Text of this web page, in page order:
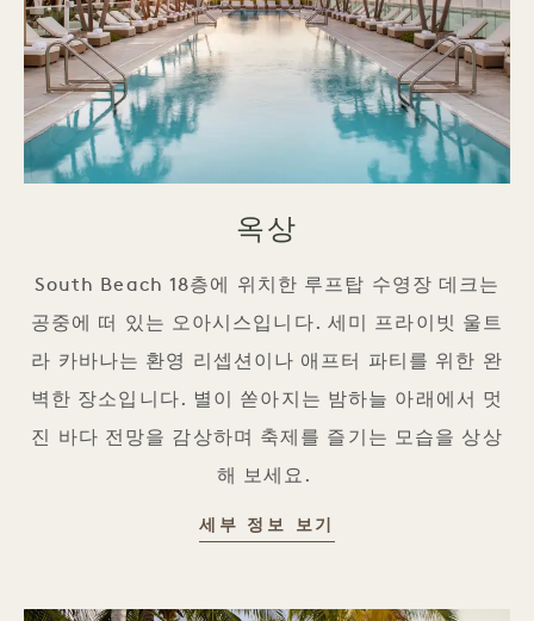
옥상
South Beach 18층에 위치한 루프탑 수영장 데크는
공중에 떠 있는 오아시스입니다. 세미 프라이빗 울트
라 카바나는 환영 리셉션이나 애프터 파티를 위한 완
벽한 장소입니다. 별이 쏟아지는 밤하늘 아래에서 멋
진 바다 전망을 감상하며 축제를 즐기는 모습을 상상
해 보세요.
세부 정보 보기